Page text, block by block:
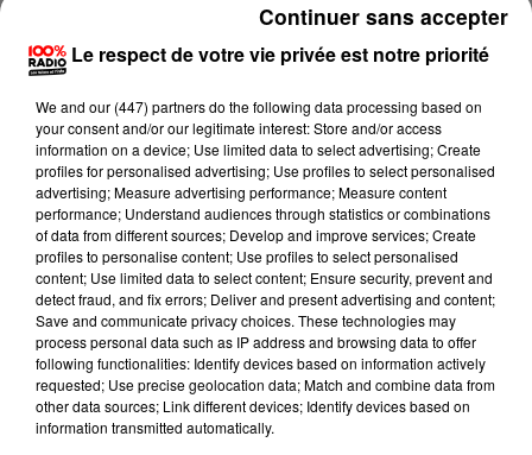
Lecture (1 min 13 sec)
100%
100% Radio l'agenda du Comminges
Le respect de votre vie privée est notre priorité
We and our (447) partnersdo the following data processing based on
your consent and/or our legitimate interest: Store and/or access
information on a device; Use limited data to select advertising; Create
profiles for personalised advertising; Use profiles to select personalised
advertising; Measure advertising performance; Measure content
performance; Understand audiences through statistics or combinations
of data from different sources; Develop and improve services; Create
profiles to personalise content; Use profiles to select personalised
content; Use limited data to select content; Ensure security, prevent and
detect fraud, and fix errors; Deliver and present advertising and content;
Save and communicate privacy choices. These technologies may
process personal data such as IP address and browsing data to offer
following functionalities: Identify devices based on information actively
requested; Use precise geolocation data; Match and combine data from
other data sources; Link different devices; Identify devices based on
information transmitted automatically.
Continuer sans accepter